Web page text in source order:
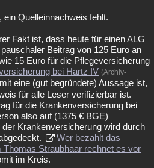
ein Quelleinnachweis fehlt.
Fakt ist, dass heute für einen ALG
Beitrag von 125 Euro an
15 Euro für die Pflegeversicherung
bei Hartz IV (Archiv-
eine (gut begründete) Aussage ist,
für alle Leser verifizierbar ist.
für die Krankenversicherung bei
also auf (1375 € BGE)
Krankenversicherung wird durch
Wer bezahlt das
Straubhaar rechnet es vor
im Kreis.